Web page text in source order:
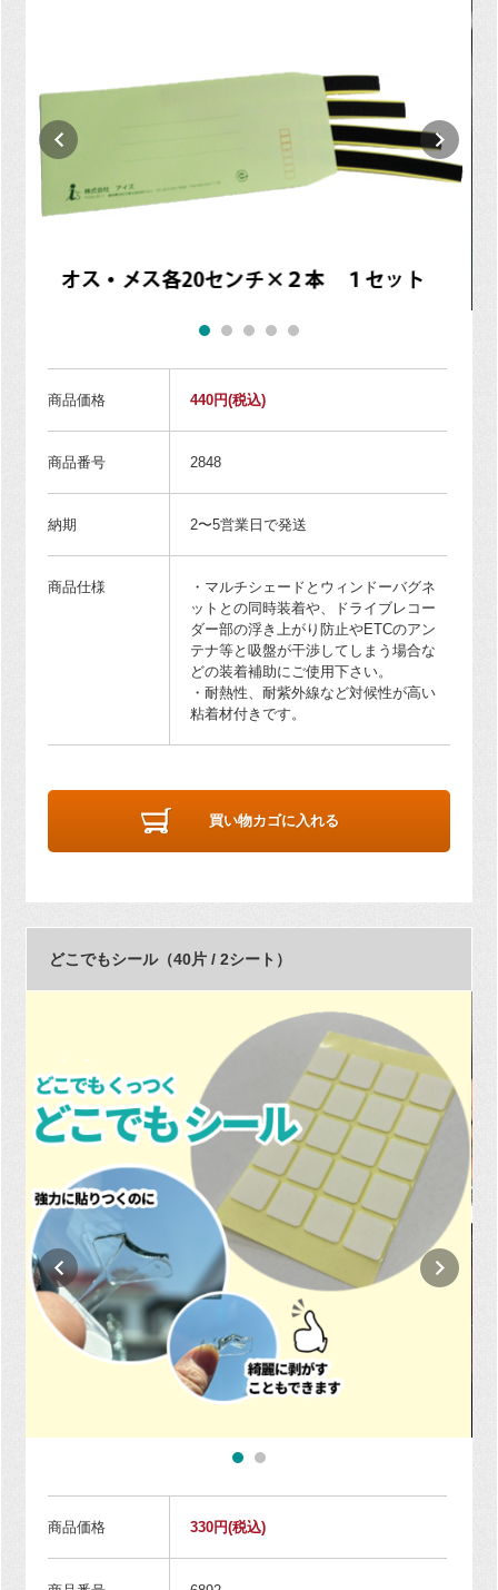
商品価格 440円(税込)
商品番号 2848
納期 2〜5営業日で発送
商品仕様
・マルチシェードとウィンドーバグネ
ットとの同時装着や、ドライブレコー
ダー部の浮き上がり防止やETCのアン
テナ等と吸盤が干渉してしまう場合な
どの装着補助にご使用下さい。
・耐熱性、耐紫外線など対候性が高い
粘着材付きです。
買い物カゴに入れる
どこでもシール（40片 / 2シート）
商品価格 330円(税込)